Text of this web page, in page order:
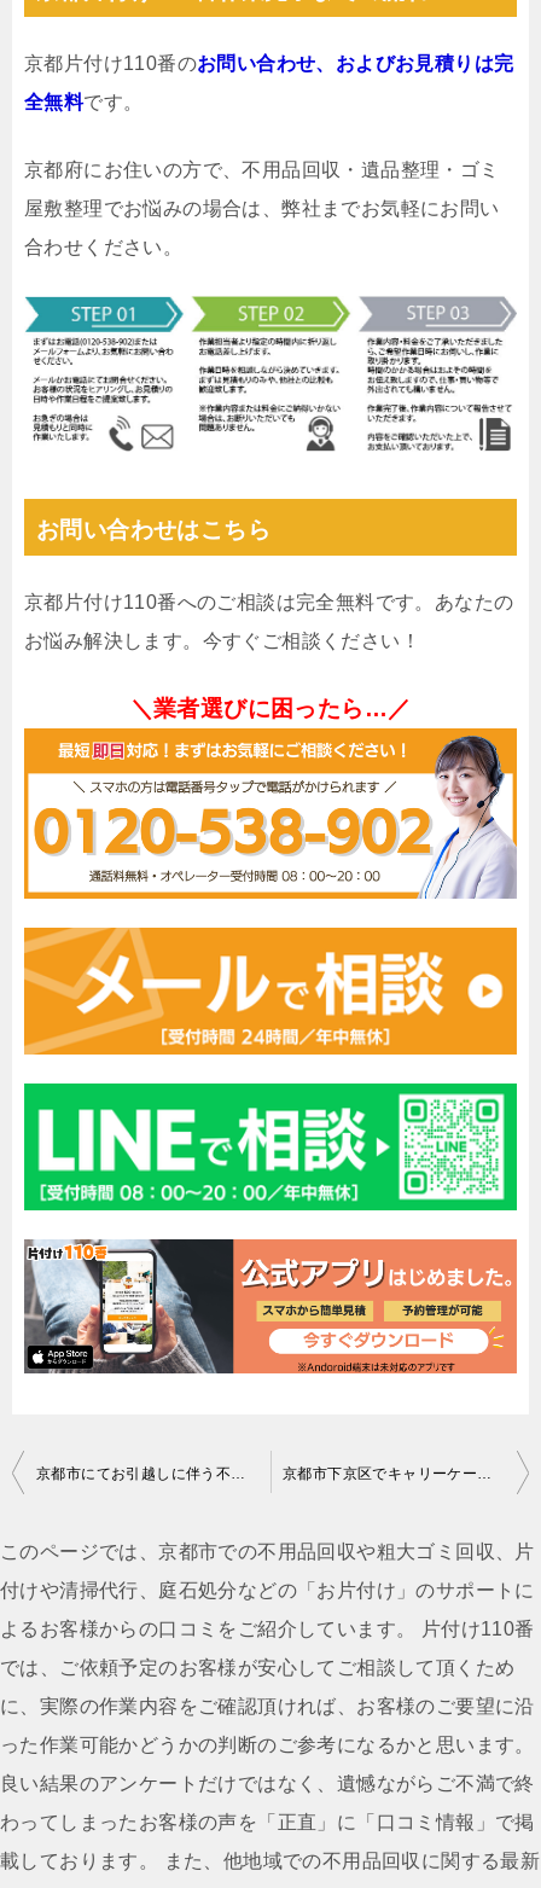
京都片付け110番のお問い合わせ、およびお見積りは完
全無料です。
京都府にお住いの方で、不用品回収・遺品整理・ゴミ
屋敷整理でお悩みの場合は、弊社までお気軽にお問い
合わせください。
お問い合わせはこちら
京都片付け110番へのご相談は完全無料です。あなたの
お悩み解決します。今すぐご相談ください！
＼業者選びに困ったら…／
投
ナ
ビ
ゲ
ー
シ
ョ
ン
京都市にてお引越しに伴う不用品回収（冷蔵庫）のご依頼 匿名希望様の声 京都市下京区でキャリーケース回収ご依頼の匿名希望様
このページでは、京都市での不用品回収や粗大ゴミ回収、片
付けや清掃代行、庭石処分などの「お片付け」のサポートに
よるお客様からの口コミをご紹介しています。 片付け110番
では、ご依頼予定のお客様が安心してご相談して頂くため
に、実際の作業内容をご確認頂ければ、お客様のご要望に沿
った作業可能かどうかの判断のご参考になるかと思います。
良い結果のアンケートだけではなく、遺憾ながらご不満で終
わってしまったお客様の声を「正直」に「口コミ情報」で掲
載しております。 また、他地域での不用品回収に関する最新